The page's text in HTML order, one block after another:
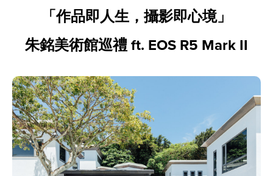
「作品即人生，攝影即心境」
朱銘美術館巡禮 ft. EOS R5 Mark II